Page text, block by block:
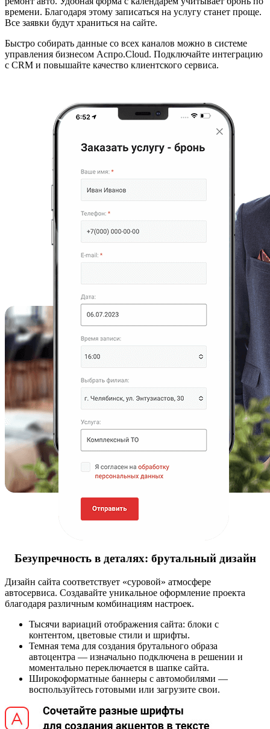
времени. Благодаря этому записаться на услугу станет проще.
Все заявки будут храниться на сайте.
Быстро собирать данные со всех каналов можно в системе
управления бизнесом Аспро.Cloud. Подключайте интеграцию
с CRM и повышайте качество клиентского сервиса.
Безупречность в деталях: брутальный дизайн
Дизайн сайта соответствует «суровой» атмосфере
автосервиса. Создавайте уникальное оформление проекта
благодаря различным комбинациям настроек.
Тысячи вариаций отображения сайта: блоки с
контентом, цветовые стили и шрифты.
Темная тема для создания брутального образа
автоцентра — изначально подключена в решении и
моментально переключается в шапке сайта.
Широкоформатные баннеры с автомобилями —
воспользуйтесь готовыми или загрузите свои.